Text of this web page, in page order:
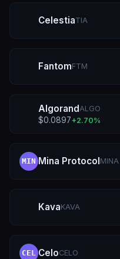
CelestiaTIA
FantomFTM
AlgorandALGO
$0.0897+2.70%
MIN Mina ProtocolMINA
KavaKAVA
CEL CeloCELO